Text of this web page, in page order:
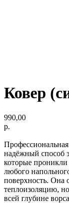
Ковер
990,00
р.
надёжный способ
которые проникли
любого
поверхность. Она
теплоизоляцию,
всей глубине